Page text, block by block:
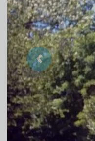
Précedent